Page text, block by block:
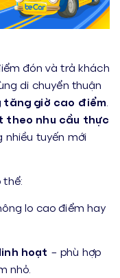
đón và trả khách
di chuyển thuận
tăng giờ cao điểm
theo nhu cầu thực
nhiều tuyến mới
thể:
lo cao điểm hay
hoạt – phù hợp
nhỏ.